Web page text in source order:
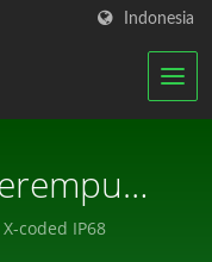
Indonesia
coded IP68